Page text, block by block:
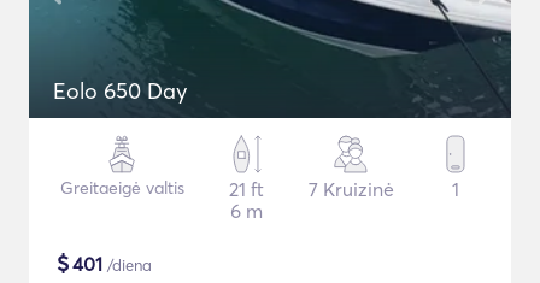
Eolo 650 Day
Greitaeigė valtis
21 ft
6 m
7 Kruizinė 1
$401 /diena